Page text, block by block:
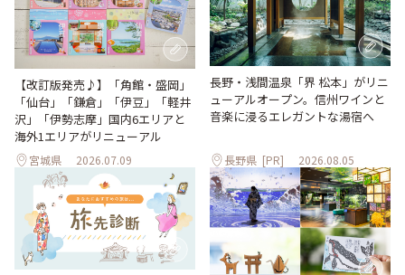
【改訂版発売♪】「角館・盛岡」
「仙台」「鎌倉」「伊豆」「軽井
沢」「伊勢志摩」国内6エリアと
海外1エリアがリニューアル
宮城県 2026.07.09
長野・浅間温泉「界 松本」がリニ
ューアルオープン。信州ワインと
音楽に浸るエレガントな湯宿へ
長野県 [PR] 2026.08.05